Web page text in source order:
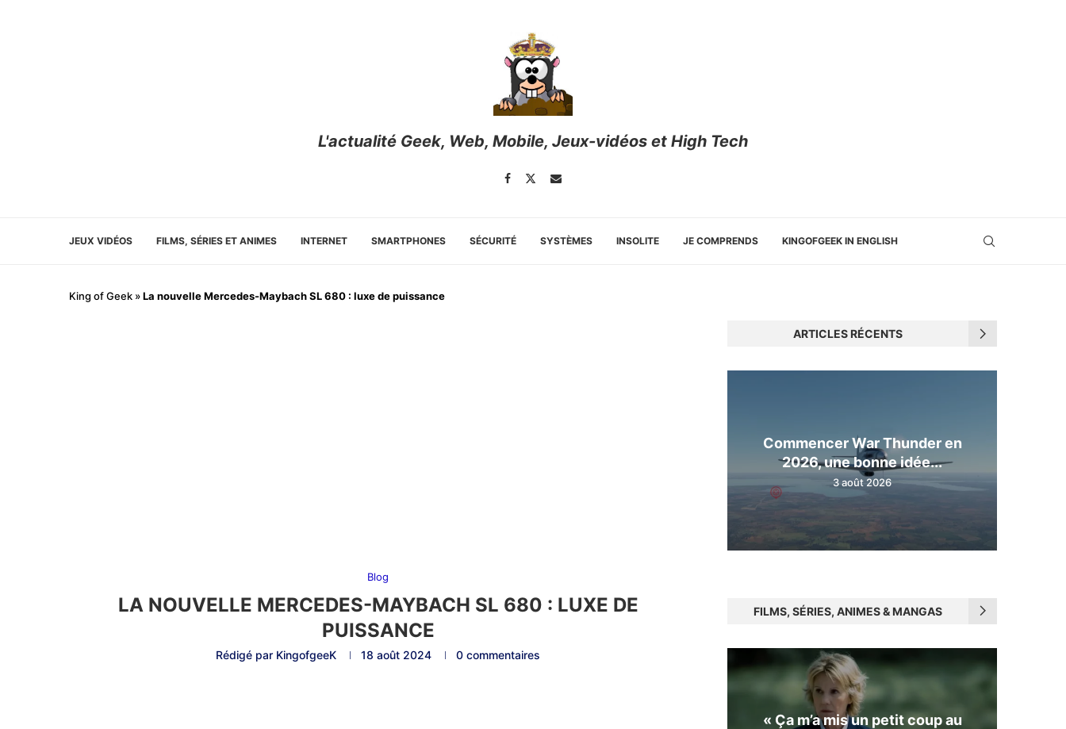
L'actualité Geek, Web, Mobile, Jeux-vidéos et High Tech
JEUX VIDÉOS FILMS, SÉRIES ET ANIMES INTERNET SMARTPHONES SÉCURITÉ SYSTÈMES INSOLITE JE COMPRENDS KINGOFGEEK IN ENGLISH
King of Geek »La nouvelle Mercedes-Maybach SL 680 : luxe de puissance
Blog
LA NOUVELLE MERCEDES-MAYBACH SL 680 : LUXE DE
PUISSANCE
Rédigé par KingofgeeK 18 août 2024 0 commentaires
ARTICLES RÉCENTS
Commencer War Thunder en
2026, une bonne idée...
3 août 2026
FILMS, SÉRIES, ANIMES & MANGAS
« Ça m’a mis un petit coup au